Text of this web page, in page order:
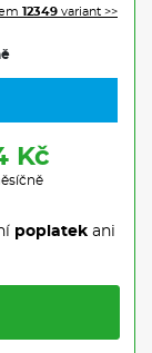
12349 variant >>
Kč
poplatekani